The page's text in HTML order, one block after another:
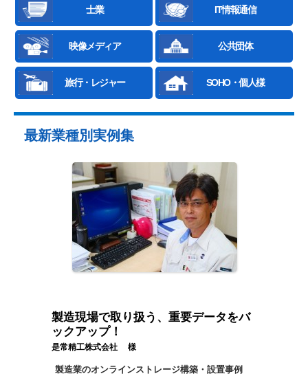
士業 IT情報通信
映像メディア 公共団体
旅行・レジャー SOHO・個人様
最新業種別実例集
製造現場で取り扱う、重要データをバ
ックアップ！
是常精工株式会社 様
製造業のオンラインストレージ構築・設置事例